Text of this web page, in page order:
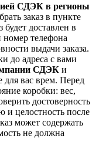
СДЭК в регионы
заказ в пункте
будет доставлен в
телефона
выдачи заказа.
до адреса с вами
СДЭК и
для вас врем. Перед
коробки: вес,
достоверность
и целостность после
может содержать
не должна